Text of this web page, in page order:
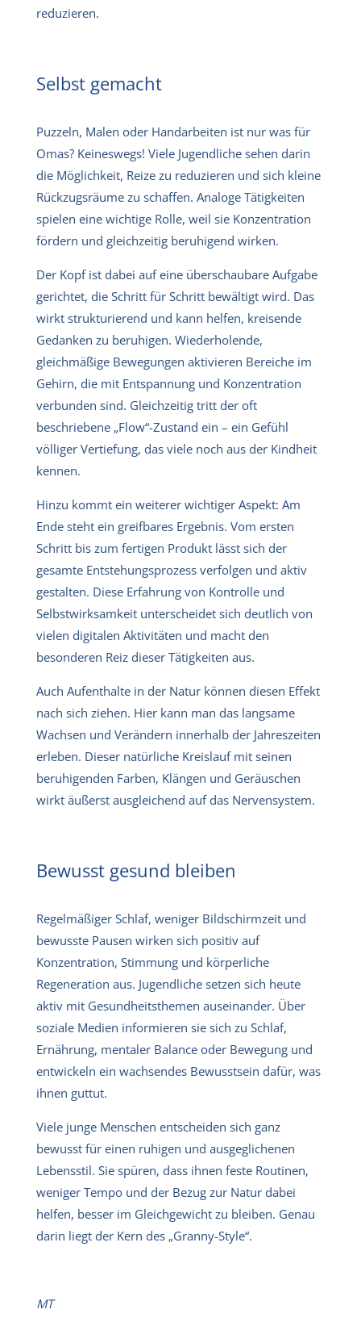
reduzieren.
Selbst gemacht
Puzzeln, Malen oder Handarbeiten ist nur was für
Omas? Keineswegs! Viele Jugendliche sehen darin
die Möglichkeit, Reize zu reduzieren und sich kleine
Rückzugsräume zu schaffen. Analoge Tätigkeiten
spielen eine wichtige Rolle, weil sie Konzentration
fördern und gleichzeitig beruhigend wirken.
Der Kopf ist dabei auf eine überschaubare Aufgabe
gerichtet, die Schritt für Schritt bewältigt wird. Das
wirkt strukturierend und kann helfen, kreisende
Gedanken zu beruhigen. Wiederholende,
gleichmäßige Bewegungen aktivieren Bereiche im
Gehirn, die mit Entspannung und Konzentration
verbunden sind. Gleichzeitig tritt der oft
beschriebene „Flow“-Zustand ein – ein Gefühl
völliger Vertiefung, das viele noch aus der Kindheit
kennen.
Hinzu kommt ein weiterer wichtiger Aspekt: Am
Ende steht ein greifbares Ergebnis. Vom ersten
Schritt bis zum fertigen Produkt lässt sich der
gesamte Entstehungsprozess verfolgen und aktiv
gestalten. Diese Erfahrung von Kontrolle und
Selbstwirksamkeit unterscheidet sich deutlich von
vielen digitalen Aktivitäten und macht den
besonderen Reiz dieser Tätigkeiten aus.
Auch Aufenthalte in der Natur können diesen Effekt
nach sich ziehen. Hier kann man das langsame
Wachsen und Verändern innerhalb der Jahreszeiten
erleben. Dieser natürliche Kreislauf mit seinen
beruhigenden Farben, Klängen und Geräuschen
wirkt äußerst ausgleichend auf das Nervensystem.
Bewusst gesund bleiben
Regelmäßiger Schlaf, weniger Bildschirmzeit und
bewusste Pausen wirken sich positiv auf
Konzentration, Stimmung und körperliche
Regeneration aus. Jugendliche setzen sich heute
aktiv mit Gesundheitsthemen auseinander. Über
soziale Medien informieren sie sich zu Schlaf,
Ernährung, mentaler Balance oder Bewegung und
entwickeln ein wachsendes Bewusstsein dafür, was
ihnen guttut.
Viele junge Menschen entscheiden sich ganz
bewusst für einen ruhigen und ausgeglichenen
Lebensstil. Sie spüren, dass ihnen feste Routinen,
weniger Tempo und der Bezug zur Natur dabei
helfen, besser im Gleichgewicht zu bleiben. Genau
darin liegt der Kern des „Granny-Style“.
MT